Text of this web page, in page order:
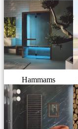
Hammams